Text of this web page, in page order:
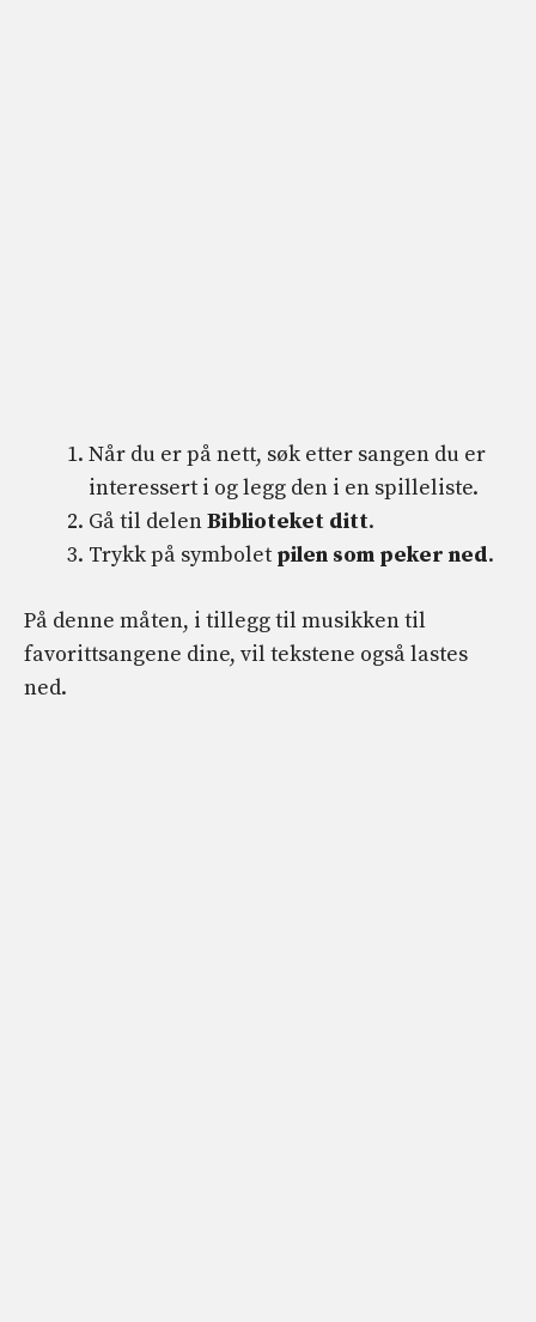
Når du er på nett, søk etter sangen du er
interessert i og legg den i en spilleliste.
Gå til delenBiblioteket ditt.
Trykk på symbolet pilen som peker ned.
På denne måten, i tillegg til musikken til
favorittsangene dine, vil tekstene også lastes
ned.